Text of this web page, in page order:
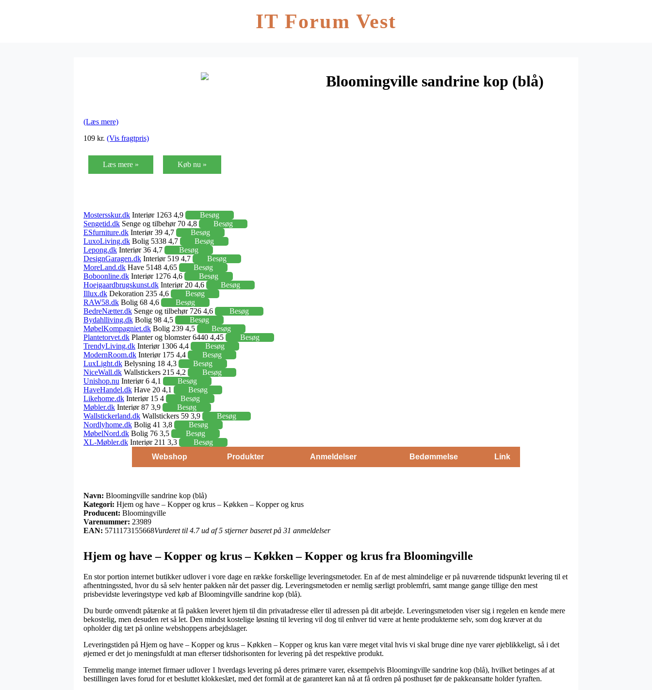
IT Forum Vest
Bloomingville sandrine kop (blå)
(Læs mere)
109 kr. (Vis fragtpris)
Læs mere » Køb nu »
Mostersskur.dk Interiør 1263 4,9
Besøg
Sengetid.dk Senge og tilbehør 70 4,8
Besøg
ESfurniture.dk Interiør 39 4,7
Besøg
LuxoLiving.dk Bolig 5338 4,7
Besøg
Lepong.dk Interiør 36 4,7
Besøg
DesignGaragen.dk Interiør 519 4,7
Besøg
MoreLand.dk Have 5148 4,65
Besøg
Boboonline.dk Interiør 1276 4,6
Besøg
Hoejgaardbrugskunst.dk Interiør 20 4,6
Besøg
Illux.dk Dekoration 235 4,6
Besøg
RAW58.dk Bolig 68 4,6
Besøg
BedreNætter.dk Senge og tilbehør 726 4,6
Besøg
Bydahlliving.dk Bolig 98 4,5
Besøg
MøbelKompagniet.dk Bolig 239 4,5
Besøg
Plantetorvet.dk Planter og blomster 6440 4,45
Besøg
TrendyLiving.dk Interiør 1306 4,4
Besøg
ModernRoom.dk Interiør 175 4,4
Besøg
LuxLight.dk Belysning 18 4,3
Besøg
NiceWall.dk Wallstickers 215 4,2
Besøg
Unishop.nu Interiør 6 4,1
Besøg
HaveHandel.dk Have 20 4,1
Besøg
Likehome.dk Interiør 15 4
Besøg
Møbler.dk Interiør 87 3,9
Besøg
Wallstickerland.dk Wallstickers 59 3,9
Besøg
Nordlyhome.dk Bolig 41 3,8
Besøg
MøbelNord.dk Bolig 76 3,5
Besøg
XL-Møbler.dk Interiør 211 3,3
Besøg
Webshop
Produkter Anmeldelser Bedømmelse Link
Navn: Bloomingville sandrine kop (blå)
Kategori: Hjem og have – Kopper og krus – Køkken – Kopper og krus
Producent: Bloomingville
Varenummer: 23989
EAN: 5711173155668Vurderet til 4.7 ud af 5 stjerner baseret på 31 anmeldelser
Hjem og have – Kopper og krus – Køkken – Kopper og krus fra Bloomingville
En stor portion internet butikker udlover i vore dage en række forskellige leveringsmetoder. En af de mest almindelige er på nuværende tidspunkt levering til et
afhentningssted, hvor du så selv henter pakken når det passer dig. Leveringsmetoden er nemlig særligt problemfri, samt mange gange tillige den mest
prisbevidste leveringstype ved køb af Bloomingville sandrine kop (blå).
Du burde omvendt påtænke at få pakken leveret hjem til din privatadresse eller til adressen på dit arbejde. Leveringsmetoden viser sig i regelen en kende mere
bekostelig, men desuden ret så let. Den mindst kostelige løsning til levering vil dog til enhver tid være at hente produkterne selv, som dog kræver at du
opholder dig tæt på online webshoppens arbejdslager.
Leveringstiden på Hjem og have – Kopper og krus – Køkken – Kopper og krus kan være meget vital hvis vi skal bruge dine nye varer øjeblikkeligt, så i det
øjemed er det jo meningsfuldt at man efterser tidshorisonten for levering på det respektive produkt.
Temmelig mange internet firmaer udlover 1 hverdags levering på deres primære varer, eksempelvis Bloomingville sandrine kop (blå), hvilket betinges af at
bestillingen laves forud for et besluttet klokkeslæt, med det formål at de garanteret kan nå at få ordren på posthuset før de pakkeansatte holder fyraften.